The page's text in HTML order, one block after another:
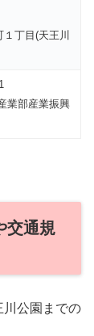
丁目(天王川
業部産業振興
交通規
川公園までの